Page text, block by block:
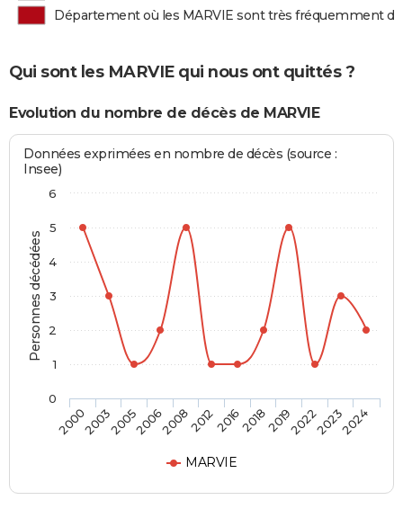
Département où les MARVIE sont très fréquemment
Qui sont les MARVIE qui nous ont quittés ?
Evolution du nombre de décès de MARVIE
Personnes décédées
Données exprimées en nombre de décès (source :
Insee)
MARVIE
200020032005200620082012201620182019202220232024
0
1
2
3
4
5
6